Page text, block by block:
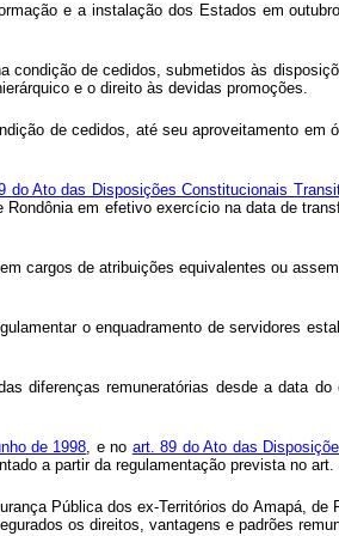
e a instalação dos Estados em
condição de cedidos, submetidos às
e o direito às devidas promoções.
de cedidos, até seu aproveitamento em
do Ato das Disposições Constitucionais
em efetivo exercício na data de
cargos de atribuições equivalentes ou
o enquadramento de servidores
diferenças remuneratórias desde a data do
de 1998, e no art. 89 do Ato das
a partir da regulamentação prevista no art.
Pública dos ex-Territórios do Amapá, de
os direitos, vantagens e padrões